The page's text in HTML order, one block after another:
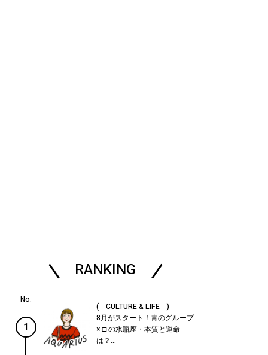
RANKING
1
( CULTURE & LIFE )
8月がスタート！青のグループ
× □ の水瓶座・本質と運命
は？...